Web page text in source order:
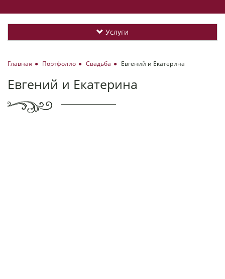
Услуги
Главная Портфолио Свадьба Евгений и Екатерина
Евгений и Екатерина